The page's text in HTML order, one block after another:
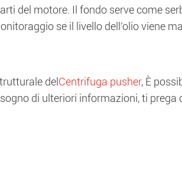
del motore. Il fondo serve come
se il livello dell'olio viene
del Centrifuga pusher, È
di ulteriori informazioni, ti